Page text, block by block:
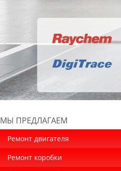
МЫ ПРЕДЛАГАЕМ
Ремонт двигателя
Ремонт коробки